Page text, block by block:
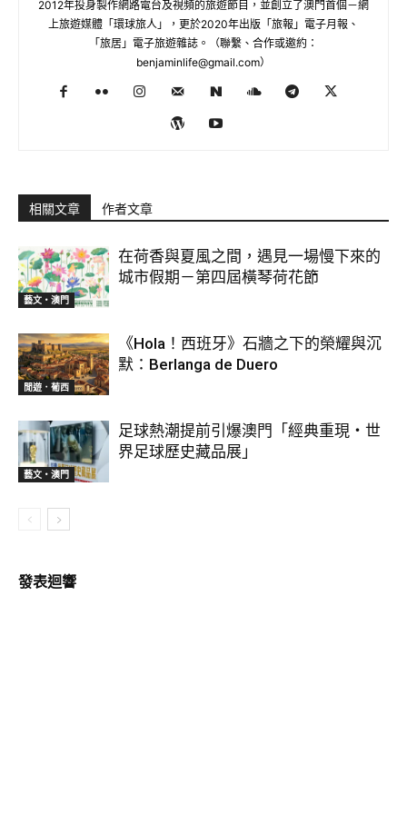
2012年投身製作網路電台及視頻的旅遊節目，並創立了澳門首個－網
上旅遊媒體「環球旅人」，更於2020年出版「旅報」電子月報、
「旅居」電子旅遊雜誌。（聯繫、合作或邀約：
benjaminlife@gmail.com）
相關文章 作者文章
藝文‧澳門
在荷香與夏風之間，遇見一場慢下來的
城市假期－第四屆橫琴荷花節
閒遊．葡西
《Hola！西班牙》石牆之下的榮耀與沉
默：Berlanga de Duero
藝文‧澳門
足球熱潮提前引爆澳門「經典重現・世
界足球歷史藏品展」
發表迴響